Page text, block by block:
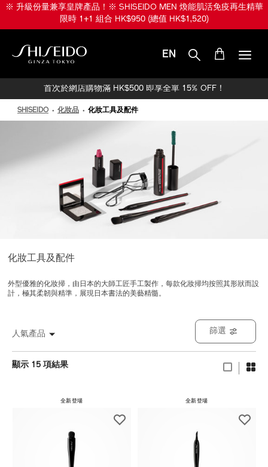
跳※ 升級份量兼享皇牌產品！※ SHISEIDO MEN 煥能肌活免疫再生精華
限時 1+1 組合 HK$950 (總值 HK$1,520)
EN
首次於網店購物滿 HK$500 即享全單 15% OFF！
SHISEIDO 化妝品 化妝工具及配件
化妝工具及配件
外型優雅的化妝掃，由日本的大師工匠手工製作，每款化妝掃均按照其形狀而設
計，極其柔韌與精準，展現日本書法的美藝精髓。
人氣產品
顯示 15 項結果
篩選
全新登場 全新登場